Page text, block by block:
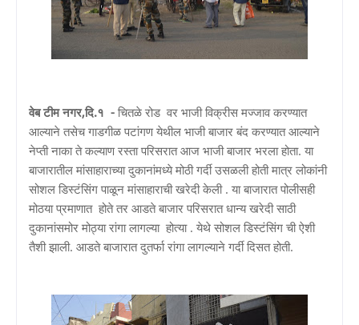
वेब टीम नगर,दि.१ - चितळे रोड वर भाजी विक्रीस मज्जाव करण्यात
आल्याने तसेच गाडगीळ पटांगण येथील भाजी बाजार बंद करण्यात आल्याने
नेप्ती नाका ते कल्याण रस्ता परिसरात आज भाजी बाजार भरला होता. या
बाजारातील मांसाहाराच्या दुकानांमध्ये मोठी गर्दी उसळली होती मात्र लोकांनी
सोशल डिस्टंसिंग पाळून मांसाहाराची खरेदी केली . या बाजारात पोलीसही
मोठया प्रमाणात होते तर आडते बाजार परिसरात धान्य खरेदी साठी
दुकानांसमोर मोठ्या रांगा लागल्या होत्या . येथे सोशल डिस्टंसिंग ची ऐशी
तैशी झाली. आडते बाजारात दुतर्फा रांगा लागल्याने गर्दी दिसत होती.